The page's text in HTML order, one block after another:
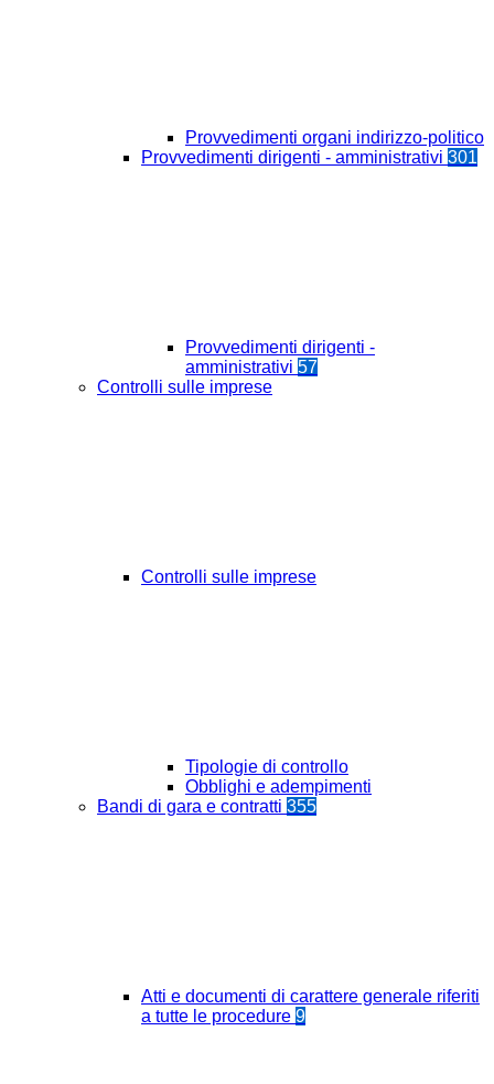
Provvedimenti organi indirizzo-politico
Provvedimenti dirigenti - amministrativi 301
Provvedimenti dirigenti -
amministrativi 57
Controlli sulle imprese
Controlli sulle imprese
Tipologie di controllo
Obblighi e adempimenti
Bandi di gara e contratti 355
Atti e documenti di carattere generale riferiti
a tutte le procedure 9